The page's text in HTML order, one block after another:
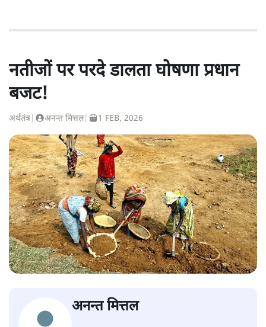
नतीजों पर परदे डालता घोषणा प्रधान
बजट!
अर्थतंत्र अनन्त मित्तल| 1 FEB, 2026
अनन्त मित्तल